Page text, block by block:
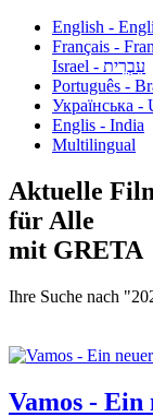
English -
Français -
עִבְרִית - Israel
Português -
Українська -
Englis - India
Multilingual
Aktuelle
für Alle
mit GRETA
Ihre Suche nach
Vamos - Ein